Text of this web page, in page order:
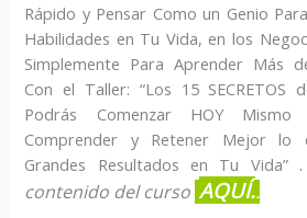
Rápido y Pensar Como un Genio
Habilidades en Tu Vida, en los
Simplemente Para Aprender Más
Con el Taller: “Los 15 SECRETOS
Podrás Comenzar HOY
Comprender y Retener Mejor lo
Grandes Resultados en Tu Vida” .
contenido del curso AQUÍ..